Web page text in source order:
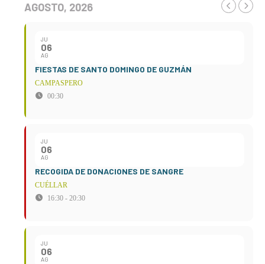
AGOSTO, 2026
JU
06
AG
FIESTAS DE SANTO DOMINGO DE GUZMÁN
CAMPASPERO
00:30
JU
06
AG
RECOGIDA DE DONACIONES DE SANGRE
CUÉLLAR
16:30 - 20:30
JU
06
AG